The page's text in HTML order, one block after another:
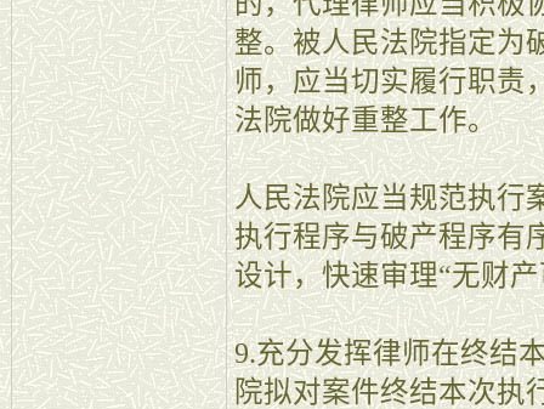
整。被人民法院指定为
师，应当切实履行职责
法院做好重整工作。
人民法院应当规范执行
执行程序与破产程序有
设计，快速审理“无财
9.充分发挥律师在终结
院拟对案件终结本次执